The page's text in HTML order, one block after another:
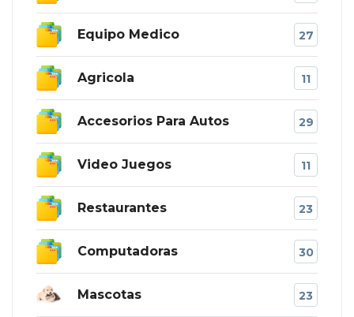
Equipo Medico 27
Agricola 11
Accesorios Para Autos 29
Video Juegos 11
Restaurantes 23
Computadoras 30
Mascotas 23